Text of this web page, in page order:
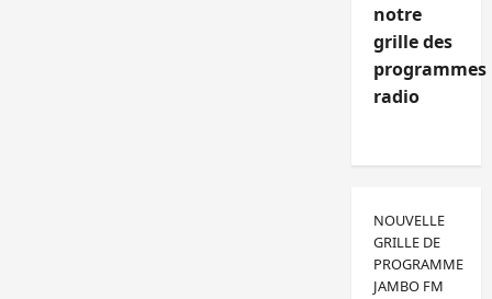
notre
grille des
programmes
radio
NOUVELLE
GRILLE DE
PROGRAMME
JAMBO FM